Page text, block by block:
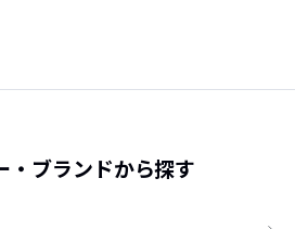
・ブランドから探す